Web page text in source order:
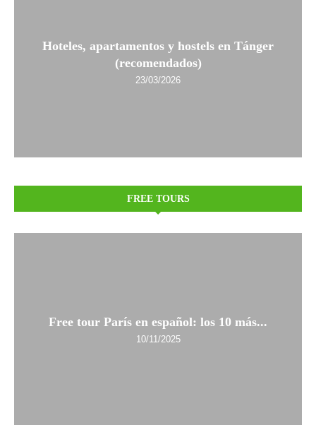
Hoteles, apartamentos y hostels en Tánger
(recomendados)
23/03/2026
FREE TOURS
Free tour París en español: los 10 más...
10/11/2025